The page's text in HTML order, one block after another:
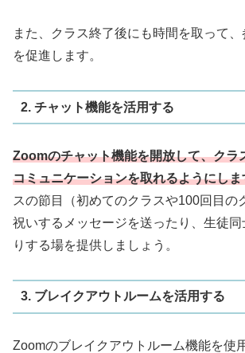
また、クラス終了後にも時間を取って
を促進します。
2. チャット機能を活用する
Zoomのチャット機能を開放して、クラ
コミュニケーションを取れるようにしま
スの節目（初めてのクラスや100回目の
祝いするメッセージを送ったり、生徒
りする場を提供しましょう。
3. ブレイクアウトルームを活用する
Zoomのブレイクアウトルーム機能を使